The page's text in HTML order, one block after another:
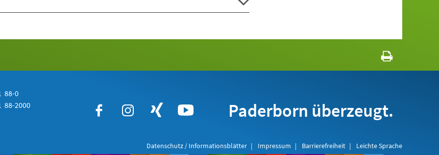
88-0
88-2000 Paderborn überzeugt.
Datenschutz / Informationsblätter Impressum Barrierefreiheit Leichte Sprache